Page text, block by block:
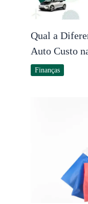
Qual a
Auto Custo
Finanças